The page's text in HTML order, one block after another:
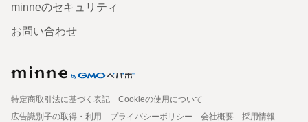
minneのセキュリティ
お問い合わせ
特定商取引法に基づく表記
Cookieの使用について
広告識別子の取得・利用
プライバシーポリシー 会社概要
採用情報